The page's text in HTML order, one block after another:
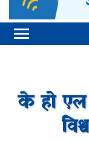
के हो एल